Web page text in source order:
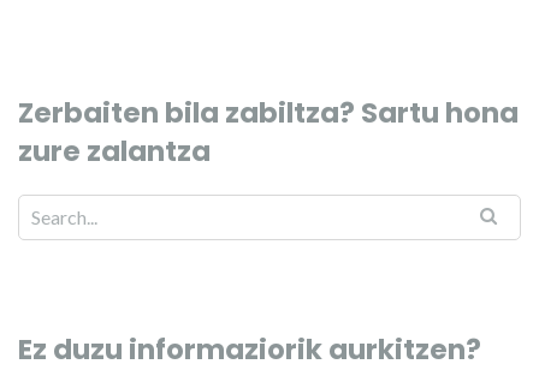
Zerbaiten bila zabiltza? Sartu hona
zure zalantza
Ez duzu informaziorik aurkitzen?